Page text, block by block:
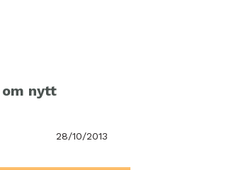
om nytt
28/10/2013